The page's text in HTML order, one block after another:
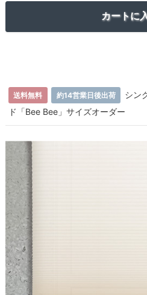
送料無料 約14営業日後出荷
シン
ド「Bee Bee」サイズオーダー